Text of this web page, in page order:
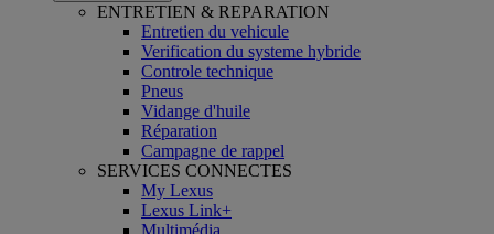
ENTRETIEN & REPARATION
Entretien du vehicule
Verification du systeme hybride
Controle technique
Pneus
Vidange d'huile
Réparation
Campagne de rappel
SERVICES CONNECTES
My Lexus
Lexus Link+
Multimédia